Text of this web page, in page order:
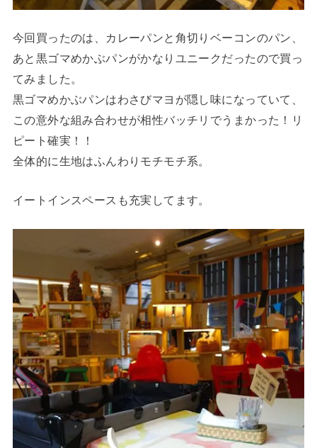
今回買ったのは、カレーパンと角切りベーコンのパン、
あと黒ゴマめかぶパンがかなりユニークだったので買っ
てみました。
黒ゴマめかぶパンはわさびマヨが隠し味になっていて、
この意外な組み合わせが相性バッチリでうまかった！リ
ピート確実！！
全体的に生地はふんわりモチモチ系。
イートインスペースも充実してます。